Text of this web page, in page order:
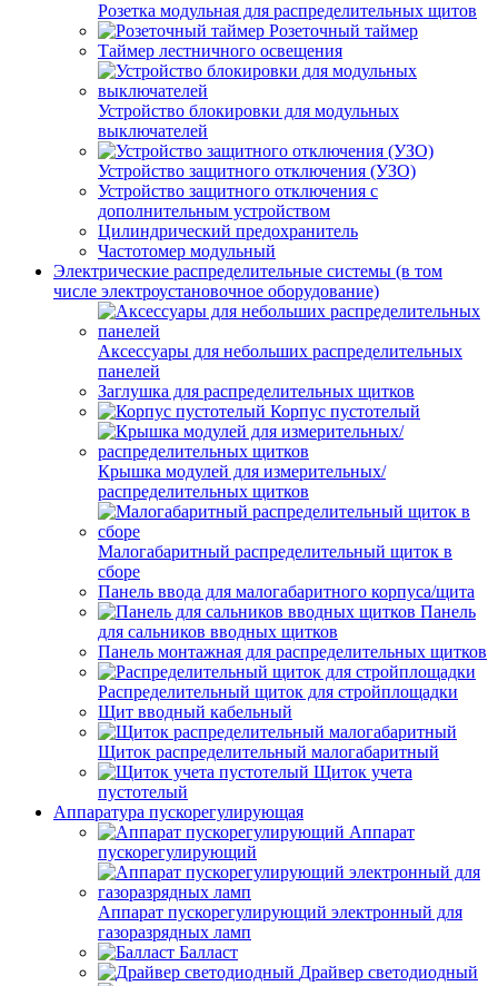
Розетка модульная для распределительных щитов
Розеточный таймер
Таймер лестничного освещения
Устройство блокировки для модульных
выключателей
Устройство защитного отключения (УЗО)
Устройство защитного отключения с
дополнительным устройством
Цилиндрический предохранитель
Частотомер модульный
Электрические распределительные системы (в том
числе электроустановочное оборудование)
Аксессуары для небольших распределительных
панелей
Заглушка для распределительных щитков
Корпус пустотелый
Крышка модулей для измерительных/
распределительных щитков
Малогабаритный распределительный щиток в
сборе
Панель ввода для малогабаритного корпуса/щита
Панель
для сальников вводных щитков
Панель монтажная для распределительных щитков
Распределительный щиток для стройплощадки
Щит вводный кабельный
Щиток распределительный малогабаритный
Щиток учета
пустотелый
Аппаратура пускорегулирующая
Аппарат
пускорегулирующий
Аппарат пускорегулирующий электронный для
газоразрядных ламп
Балласт
Драйвер светодиодный